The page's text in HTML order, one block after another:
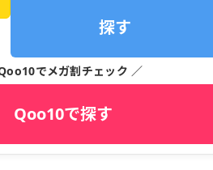
探す
でメガ割チェック ／
Qoo10で探す